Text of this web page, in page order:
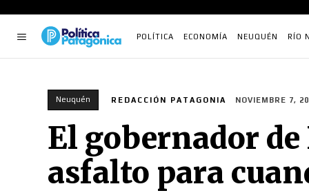
POLÍTICA ECONOMÍA NEUQUÉN RÍO
Neuquén REDACCIÓN PATAGONIA NOVIEMBRE 7,
El gobernador
asfalto para